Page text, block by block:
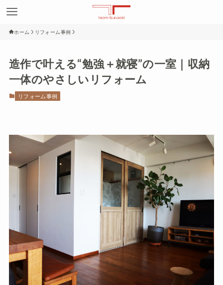
ホーム リフォーム事例
造作で叶える“勉強＋就寝”の一室｜収納
一体のやさしいリフォーム
リフォーム事例